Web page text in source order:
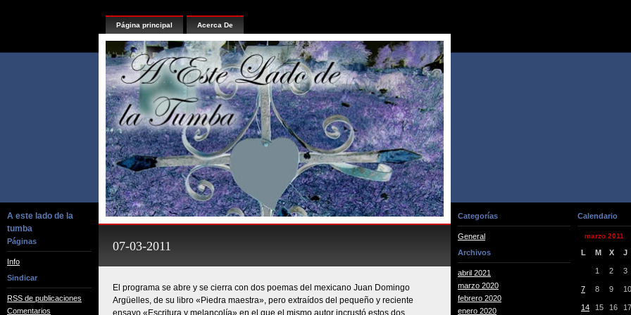
A este lado de la
tumba
Páginas
Info
Sindicar
RSS de publicaciones
Comentarios
Página principal Acerca De
07-03-2011
El programa se abre y se cierra con dos poemas del mexicano Juan Domingo
Argüelles, de su libro «Piedra maestra», pero extraídos del pequeño y reciente
ensayo «Escritura y melancolía» en el que el mismo autor incrustó estos dos
Categorías
General
Archivos
abril 2021
marzo 2020
febrero 2020
enero 2020
Calendario
marzo 2011
L M X J
1 2 3
7 8 9 10
14 15 16 17